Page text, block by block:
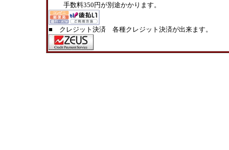
手数料350円が別途かかります。
■ クレジット決済 各種クレジット決済が出来ます。